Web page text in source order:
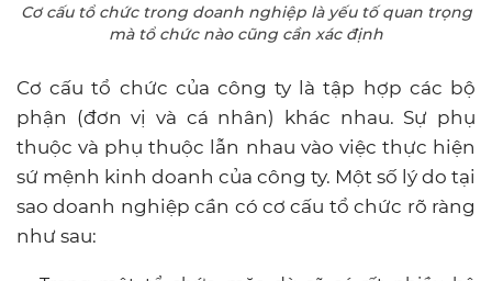
Cơ cấu tổ chức trong doanh nghiệp là yếu tố quan trọng
mà tổ chức nào cũng cần xác định
Cơ cấu tổ chức của công ty là tập hợp các bộ
phận (đơn vị và cá nhân) khác nhau. Sự phụ
thuộc và phụ thuộc lẫn nhau vào việc thực hiện
sứ mệnh kinh doanh của công ty. Một số lý do tại
sao doanh nghiệp cần có cơ cấu tổ chức rõ ràng
như sau: